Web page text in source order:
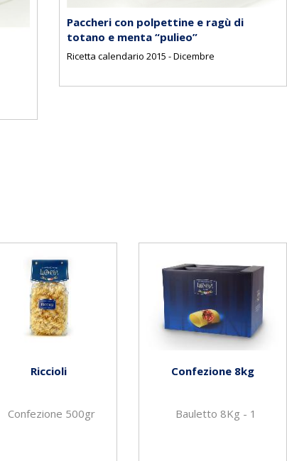
Paccheri con polpettine e ragù di
totano e menta “pulieo”
Ricetta calendario 2015 - Dicembre
Riccioli
Confezione 500gr
Confezione 8kg
Bauletto 8Kg - 1